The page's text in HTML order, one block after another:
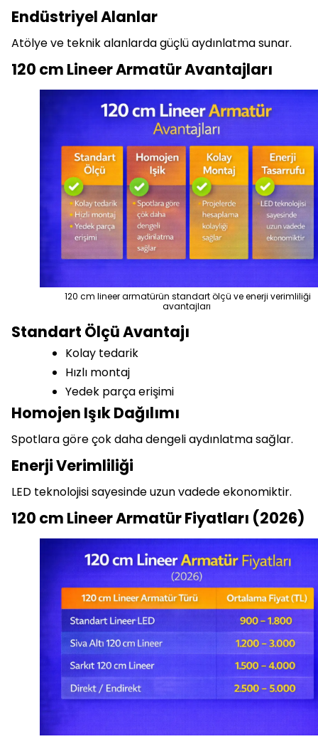
Endüstriyel Alanlar
Atölye ve teknik alanlarda güçlü aydınlatma sunar.
120 cm Lineer Armatür Avantajları
120 cm lineer armatürün standart ölçü ve enerji verimliliği
avantajları
Standart Ölçü Avantajı
Kolay tedarik
Hızlı montaj
Yedek parça erişimi
Homojen Işık Dağılımı
Spotlara göre çok daha dengeli aydınlatma sağlar.
Enerji Verimliliği
LED teknolojisi sayesinde uzun vadede ekonomiktir.
120 cm Lineer Armatür Fiyatları (2026)